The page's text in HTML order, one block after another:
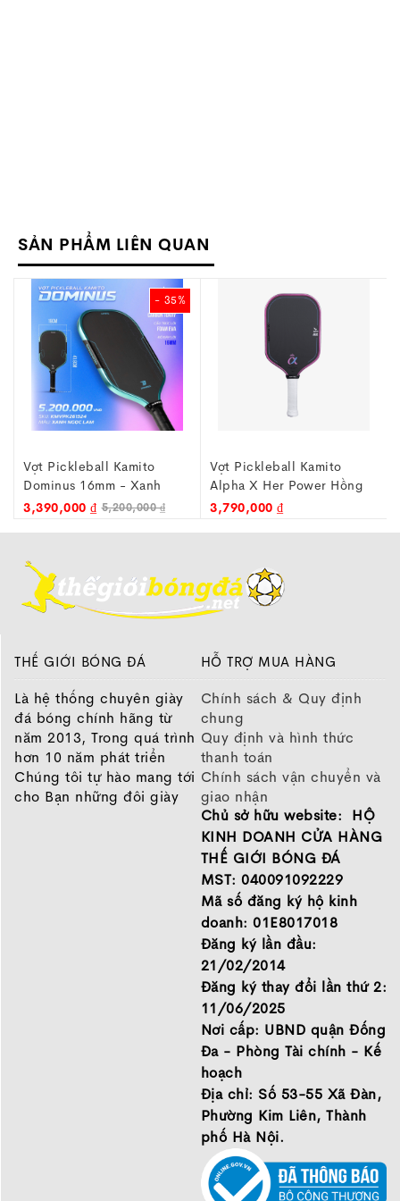
trên nền tảng của dòng Alpha X trước đó nhưng bổ
sung nhiều chi tiết nhận diện mang ý nghĩa kỷ niệm.
Nổi bật nhất là biểu tượng hai ngôi sao phía trên logo
Alpha tượng trưng cho hai chức vô địch đơn nam của
Lý Hoàng Nam tại PPA Tour Asia. Bên cạnh đó, phần
viền UV được thiết kế với họa tiết Lăng Bác tạo điểm
nhấn riêng cho phiên bản Hanoi Crown.
Không chỉ thay đổi về ngoại hình, Kamito vẫn duy trì
những công nghệ đã làm nên tên tuổi của dòng
Mặt vợt Carbon Toray 3 lớp.
Bề mặt carbon nhám tự nhiên.
Kết hợp lõi MPP, TPE và EVA.
Tích hợp NFC xác thực chính hãng.
Những yếu tố này giúp câyvợt Pickleball Kamitogiữ
được định hướng thiên về khả năng kiểm soát, tạo
xoáy và cảm giác bóng ổn định.
2. Những điểm nổi bật của vợt Pickleball
Kamito Alpha X Champion Đỏ
Mặt vợt Carbon Toray 3 lớp
SẢN PHẨM LIÊN QUAN
- 35%
Vợt Pickleball Kamito
Dominus 16mm - Xanh
Ngọc Lam
3,390,000 ₫ 5,200,000 ₫
Vợt Pickleball Kamito
Alpha X Her Power Hồng
16mm
3,790,000 ₫
THẾ GIỚI BÓNG ĐÁ
Là hệ thống chuyên giày
đá bóng chính hãng từ
năm 2013, Trong quá trình
hơn 10 năm phát triển
Chúng tôi tự hào mang tới
cho Bạn những đôi giày
HỖ TRỢ MUA HÀNG
Chính sách & Quy định
chung
Quy định và hình thức
thanh toán
Chính sách vận chuyển và
giao nhận
Chính sách bảo hành
Chính sách bảo mật thông
tin
Chủ sở hữu website: HỘ
KINH DOANH CỬA HÀNG
THẾ GIỚI BÓNG ĐÁ
MST: 040091092229
Mã số đăng ký hộ kinh
doanh: 01E8017018
Đăng ký lần đầu:
21/02/2014
Đăng ký thay đổi lần thứ 2:
11/06/2025
Nơi cấp: UBND quận Đống
Đa - Phòng Tài chính - Kế
hoạch
Địa chỉ: Số 53-55 Xã Đàn,
Phường Kim Liên, Thành
phố Hà Nội.